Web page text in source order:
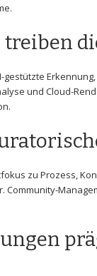
gestützte
und Cloud-
zu Prozess,⁣
Community-